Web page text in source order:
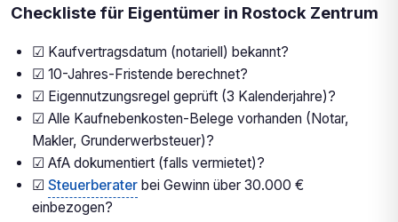
Checkliste für Eigentümer in Rostock Zentrum
☑ Kaufvertragsdatum (notariell) bekannt?
☑ 10-Jahres-Fristende berechnet?
☑ Eigennutzungsregel geprüft (3 Kalenderjahre)?
☑ Alle Kaufnebenkosten-Belege vorhanden (Notar,
Makler, Grunderwerbsteuer)?
☑ AfA dokumentiert (falls vermietet)?
☑ Steuerberater bei Gewinn über 30.000 €
einbezogen?